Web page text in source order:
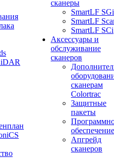
сканеры
SmartLF SGi
SmartLF
SmartLF SCi
Аксессуары и
обслуживание
сканеров
сканерам
Colortrac
Защитные
пакеты
обеспечение
Апгрейд
сканеров